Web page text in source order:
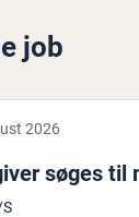
job
2026
søges til